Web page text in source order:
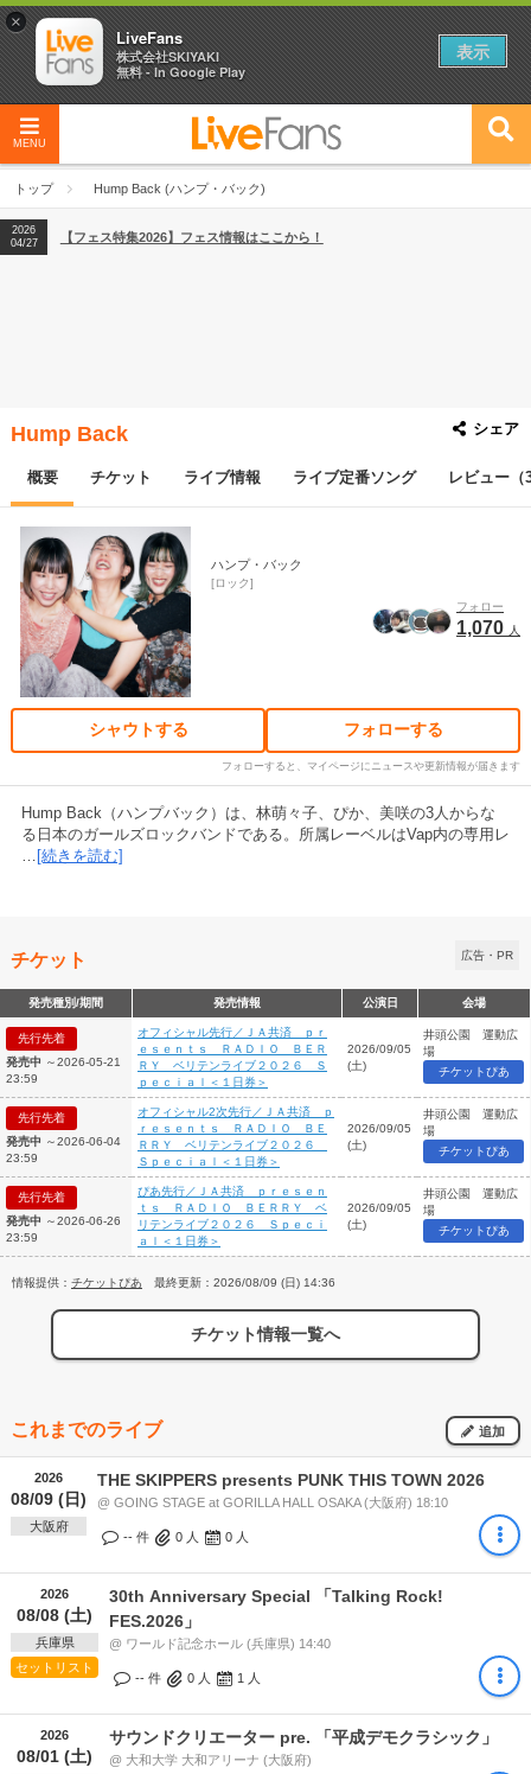
MENU
トップ Hump Back (ハンプ・バック)
2026
04/27
2026
【ライブ動員ランキング】2026年上半期編発表！
2026
04/27
【フェス特集2026】フェス情報はここから！
Hump Back シェア
概要 チケット ライブ情報 ライブ定番ソング レビュー（
ハンプ・バック
ロック
フォロー
1,070 人
シャウトする フォローする
フォローすると、マイページにニュースや更新情報が届きます
Hump Back（ハンプバック）は、林萌々子、ぴか、美咲の3人からな
る日本のガールズロックバンドである。所属レーベルはVap内の専用レ
… [続きを読む]
チケット 広告・PR
発売種別/期間 発売情報 公演日 会場
先行先着
発売中 ～2026-05-21
23:59
オフィシャル先行／ＪＡ共済 ｐｒ
ｅｓｅｎｔｓ ＲＡＤＩＯ ＢＥＲ
ＲＹ ベリテンライブ２０２６ Ｓ
ｐｅｃｉａｌ＜１日券＞
2026/09/05
(土)
井頭公園 運動広
場
チケットぴあ
先行先着
発売中 ～2026-06-04
23:59
オフィシャル2次先行／ＪＡ共済 ｐ
ｒｅｓｅｎｔｓ ＲＡＤＩＯ ＢＥ
ＲＲＹ ベリテンライブ２０２６
Ｓｐｅｃｉａｌ＜１日券＞
2026/09/05
(土)
井頭公園 運動広
場
チケットぴあ
先行先着
発売中 ～2026-06-26
23:59
ぴあ先行／ＪＡ共済 ｐｒｅｓｅｎ
ｔｓ ＲＡＤＩＯ ＢＥＲＲＹ ベ
リテンライブ２０２６ Ｓｐｅｃｉ
ａｌ＜１日券＞
2026/09/05
(土)
井頭公園 運動広
場
チケットぴあ
情報提供： チケットぴあ 最終更新：2026/08/09 (日) 14:36
チケット情報一覧へ
これまでのライブ 追加
2026
08/09 (日)
大阪府
THE SKIPPERS presents PUNK THIS TOWN 2026
@ GOING STAGE at GORILLA HALL OSAKA (大阪府) 18:10
-- 件 0 人 0 人
2026
08/08 (土)
兵庫県
セットリスト
30th Anniversary Special 「Talking Rock!
FES.2026」
@ ワールド記念ホール (兵庫県) 14:40
-- 件 0 人 1 人
2026
08/01 (土)
サウンドクリエーター pre. 「平成デモクラシック」
@ 大和大学 大和アリーナ (大阪府)
×
LiveFans
株式会社SKIYAKI
無料 - In Google Play
表示